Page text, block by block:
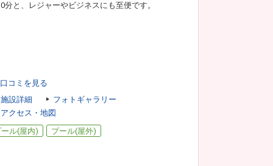
分と、レジャーやビジネスにも至便です。
口コミを見る
施設詳細
フォトギャラリー
アクセス・地図
ール(屋内)
プール(屋外)